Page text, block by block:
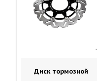
Диск тормозной